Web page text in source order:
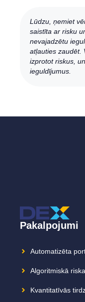
Lūdzu, ņemiet
saistīta ar risku
nevajadzētu
atļauties zaudēt.
izprotot riskus,
ieguldījumus.
Pakalpojumi
Automatizēta
Algoritmiskā
Kvantitatīvās